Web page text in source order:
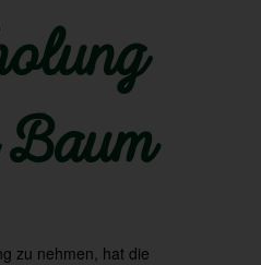
Baum
zu nehmen, hat die